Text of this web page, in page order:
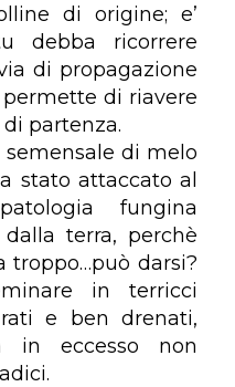
di origine; e’
debba ricorrere
di propagazione
di riavere
partenza.
di melo
stato attaccato al
fungina
terra, perchè
troppo…può darsi?
in terricci
e ben drenati,
in eccesso non